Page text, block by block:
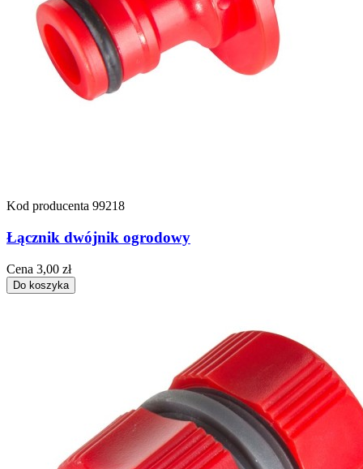
Kod producenta 99218
Łącznik dwójnik ogrodowy
Cena 3,00 zł
Do koszyka